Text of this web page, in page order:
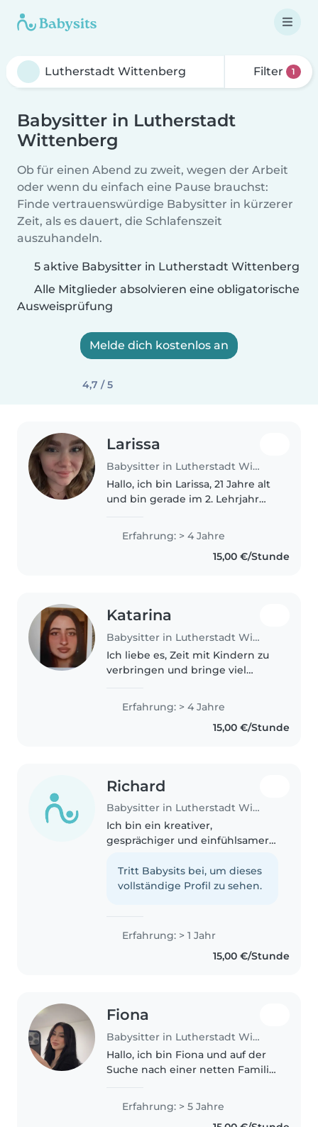
Filter 1
Babysitter in Lutherstadt
Wittenberg
Ob für einen Abend zu zweit, wegen der Arbeit
oder wenn du einfach eine Pause brauchst:
Finde vertrauenswürdige Babysitter in kürzerer
Zeit, als es dauert, die Schlafenszeit
auszuhandeln.
5 aktive Babysitter in Lutherstadt Wittenberg
Alle Mitglieder absolvieren eine obligatorische
Ausweisprüfung
Melde dich kostenlos an
4,7 / 5
Larissa
Babysitter in Lutherstadt Wittenberg
Hallo, ich bin Larissa, 21 Jahre alt
und bin gerade im 2. Lehrjahr
Praktikum in einer Kita
absolviert mit über 800 Stunden
und im Hort war ich auch..
Erfahrung: > 4 Jahre
15,00 €/Stunde
Katarina
Babysitter in Lutherstadt Wittenberg
Ich liebe es, Zeit mit Kindern zu
verbringen und bringe viel
Betreuung von Babys und
Kleinkindern hebe ich gerne
Erfahrung: > 4 Jahre
15,00 €/Stunde
Richard
Babysitter in Lutherstadt Wittenberg
Ich bin ein kreativer,
gesprächiger und einfühlsamer
Babysitter. Ich habe Kenntnisse
im Umgang mit Kindern
Tritt Babysits bei, um dieses
vollständige Profil zu sehen.
Erfahrung: > 1 Jahr
15,00 €/Stunde
Fiona
Babysitter in Lutherstadt Wittenberg
Hallo, ich bin Fiona und auf der
Suche nach einer netten Familie,
unterstützen darf. Zurzeit
befinde ich mich in der
Erfahrung: > 5 Jahre